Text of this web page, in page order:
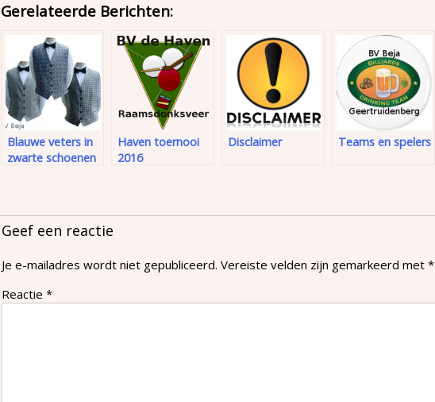
Gerelateerde Berichten:
Blauwe veters in
zwarte schoenen
Haven toernooi
2016
Disclaimer Teams en spelers
Geef een reactie
Je e-mailadres wordt niet gepubliceerd. Vereiste velden zijn gemarkeerd met *
Reactie *